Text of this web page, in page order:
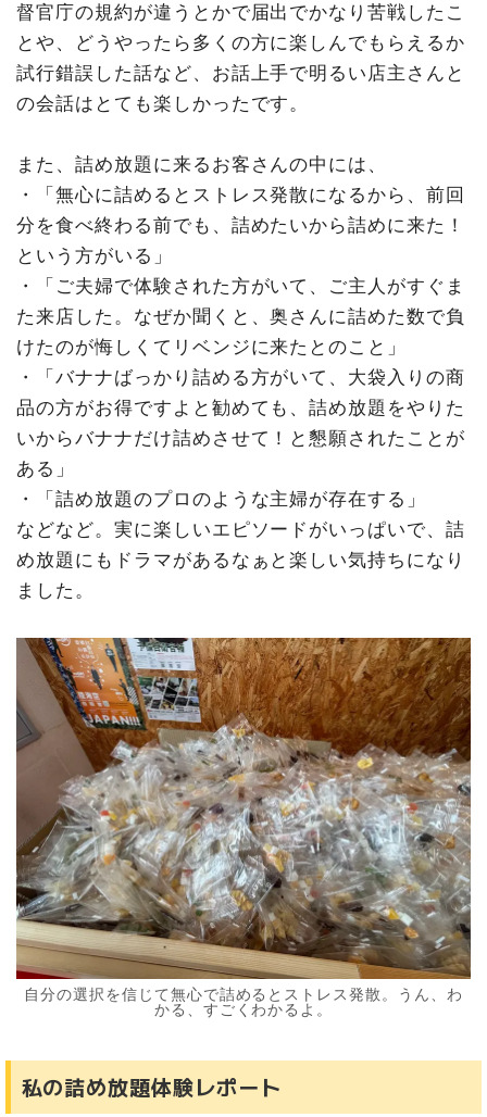
督官庁の規約が違うとかで届出でかなり苦戦したこ
とや、どうやったら多くの方に楽しんでもらえるか
試行錯誤した話など、お話上手で明るい店主さんと
の会話はとても楽しかったです。
また、詰め放題に来るお客さんの中には、
・「無心に詰めるとストレス発散になるから、前回
分を食べ終わる前でも、詰めたいから詰めに来た！
という方がいる」
・「ご夫婦で体験された方がいて、ご主人がすぐま
た来店した。なぜか聞くと、奥さんに詰めた数で負
けたのが悔しくてリベンジに来たとのこと」
・「バナナばっかり詰める方がいて、大袋入りの商
品の方がお得ですよと勧めても、詰め放題をやりた
いからバナナだけ詰めさせて！と懇願されたことが
ある」
・「詰め放題のプロのような主婦が存在する」
などなど。実に楽しいエピソードがいっぱいで、詰
め放題にもドラマがあるなぁと楽しい気持ちになり
ました。
自分の選択を信じて無心で詰めるとストレス発散。うん、わ
かる、すごくわかるよ。
私の詰め放題体験レポート